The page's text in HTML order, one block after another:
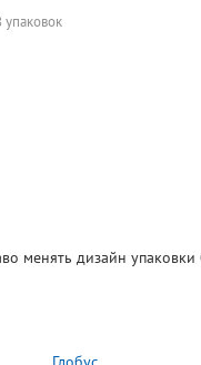
упаковок
менять дизайн